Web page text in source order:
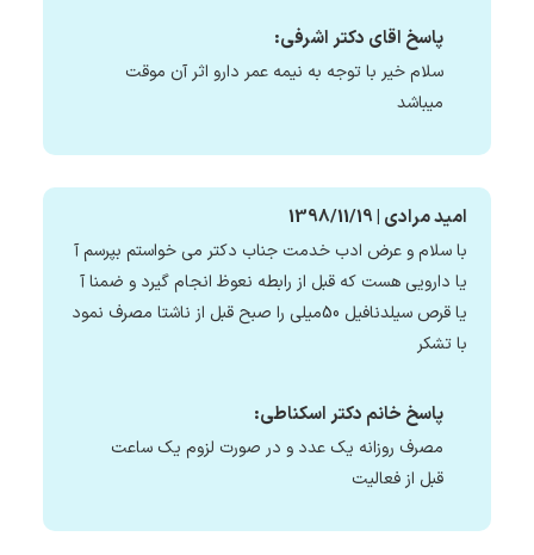
پاسخ اقای دکتر اشرفی:
سلام خیر با توجه به نیمه عمر دارو اثر آن موقت
میباشد
امید مرادی | 1398/11/19
با سلام و عرض ادب خدمت جناب دکتر می خواستم بپرسم آ
یا دارویی هست که قبل از رابطه نعوظ انجام گیرد و ضمنا آ
یا قرص سیلدنافیل 50میلی را صبح قبل از ناشتا مصرف نمود
با تشکر
پاسخ خانم دکتر اسکناطی:
مصرف روزانه یک عدد و در صورت لزوم یک ساعت
قبل از فعالیت